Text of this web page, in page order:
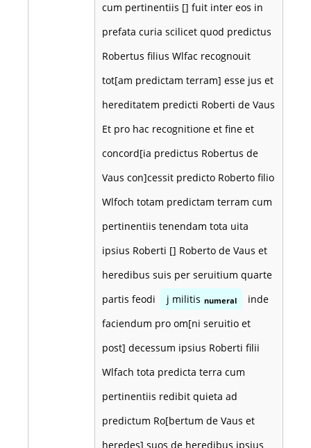
cum pertinentiis [] fuit inter eos in
prefata curia scilicet quod predictus
Robertus filius Wlfac recognouit
tot[am predictam terram] esse jus et
hereditatem predicti Roberti de Vaus
Et pro hac recognitione et fine et
concord[ia predictus Robertus de
Vaus con]cessit predicto Roberto filio
Wlfoch totam predictam terram cum
pertinentiis tenendam tota uita
ipsius Roberti [] Roberto de Vaus et
heredibus suis per seruitium quarte
partis feodi
j militis numeral
inde
faciendum pro om[ni seruitio et
post] decessum ipsius Roberti filii
Wlfach tota predicta terra cum
pertinentiis redibit quieta ad
predictum Ro[bertum de Vaus et
heredes] suos de heredibus ipsius